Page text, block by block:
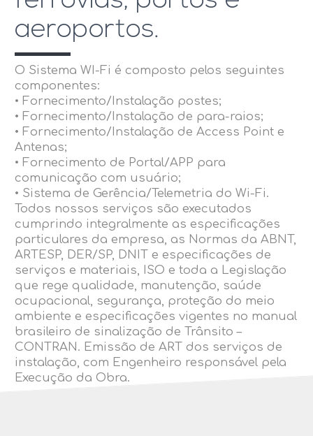
aeroportos.
O Sistema WI-Fi é composto pelos seguintes
componentes:
• Fornecimento/Instalação postes;
• Fornecimento/Instalação de para-raios;
• Fornecimento/Instalação de Access Point e
Antenas;
• Fornecimento de Portal/APP para
comunicação com usuário;
• Sistema de Gerência/Telemetria do Wi-Fi.
Todos nossos serviços são executados
cumprindo integralmente as especificações
particulares da empresa, as Normas da ABNT,
ARTESP, DER/SP, DNIT e especificações de
serviços e materiais, ISO e toda a Legislação
que rege qualidade, manutenção, saúde
ocupacional, segurança, proteção do meio
ambiente e especificações vigentes no manual
brasileiro de sinalização de Trânsito –
CONTRAN. Emissão de ART dos serviços de
instalação, com Engenheiro responsável pela
Execução da Obra.